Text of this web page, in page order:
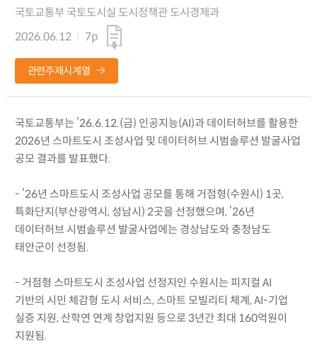
국토교통부 국토도시실 도시정책관 도시경제과
2026.06.12
7p
관련주제시계열
국토교통부는 ’26.6.12.(금) 인공지능(AI)과 데이터허브를 활용한
2026년 스마트도시 조성사업 및 데이터허브 시범솔루션 발굴사업
공모 결과를 발표했다.
- ’26년 스마트도시 조성사업 공모를 통해 거점형(수원시) 1곳,
특화단지(부산광역시, 성남시) 2곳을 선정했으며, ’26년
데이터허브 시범솔루션 발굴사업에는 경상남도와 충청남도
태안군이 선정됨.
- 거점형 스마트도시 조성사업 선정지인 수원시는 피지컬 AI
기반의 시민 체감형 도시 서비스, 스마트 모빌리티 체계, AI-기업
실증 지원, 산학연 연계 창업지원 등으로 3년간 최대 160억원이
지원됨.